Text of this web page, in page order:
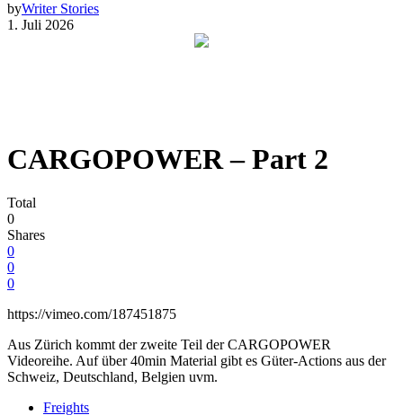
byWriter Stories
1. Juli 2026
CARGOPOWER – Part 2
Total
0
Shares
0
0
0
https://vimeo.com/187451875
Aus Zürich kommt der zweite Teil der CARGOPOWER
Videoreihe. Auf über 40min Material gibt es Güter-Actions aus der
Schweiz, Deutschland, Belgien uvm.
Freights